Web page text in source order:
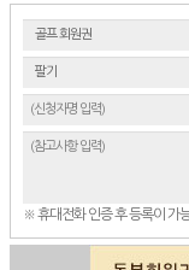
※ 휴대전화 인증 후 등록이 가